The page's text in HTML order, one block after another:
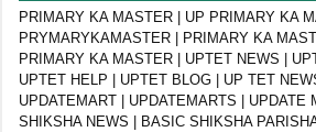
PRIMARY KA MASTER | UP PRIMARY KA
PRYMARYKAMASTER | PRIMARY KA
PRIMARY KA MASTER | UPTET NEWS |
UPTET HELP | UPTET BLOG | UP TET
UPDATEMART | UPDATEMARTS | UPDATE
SHIKSHA NEWS | BASIC SHIKSHA